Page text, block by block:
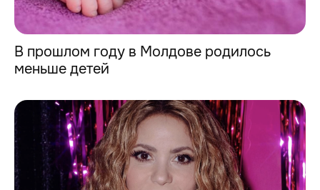
В прошлом году в Молдове родилось
меньше детей